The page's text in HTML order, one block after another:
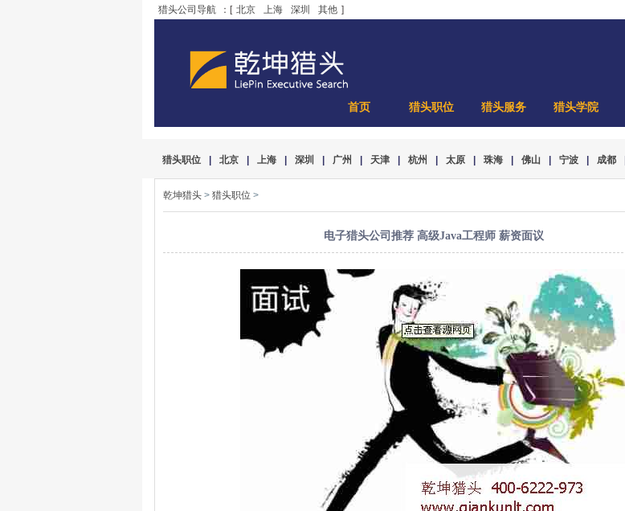
猎头公司导航 ：[ 北京 上海 深圳 其他 ]
首页 猎头职位 猎头服务 猎头学院
猎头职位 北京 上海 深圳 广州 天津 杭州 太原 珠海 佛山 宁波 成都
乾坤猎头 > 猎头职位 >
电子猎头公司推荐 高级Java工程师 薪资面议